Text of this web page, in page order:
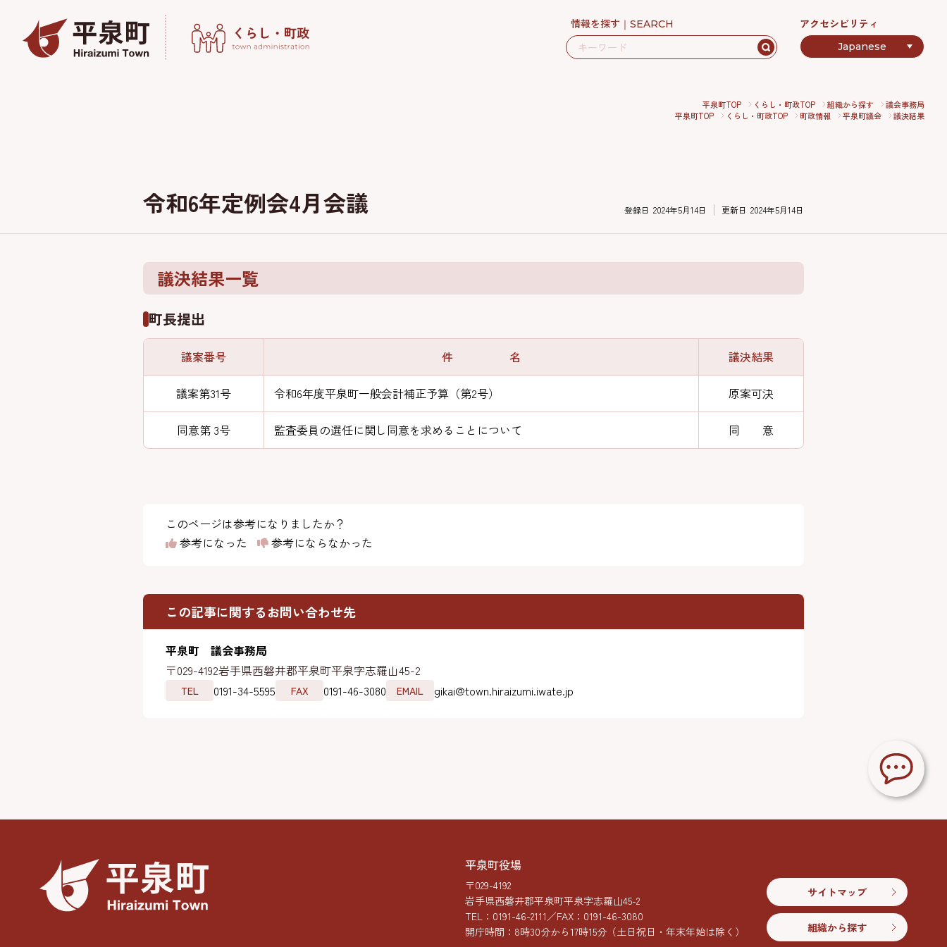
情報を探す SEARCH アクセシビリティ
平泉町TOP くらし・町政TOP 組織から探す
議会事務局
平泉町TOP
くらし・町政TOP 町政情報 平泉町議会 議決結果
令和6年定例会4月会議 登録日 2024年5月14日 更新日 2024年5月14日
議決結果一覧
町長提出
議案番号 件 名 議決結果
議案第31号 令和6年度平泉町一般会計補正予算（第2号） 原案可決
同意第 3号 監査委員の選任に関し同意を求めることについて 同 意
このページは参考になりましたか？
参考になった
参考にならなかった
この記事に関するお問い合わせ先
平泉町 議会事務局
〒029-4192岩手県西磐井郡平泉町平泉字志羅山45-2
TEL 0191-34-5595 FAX 0191-46-3080 EMAIL gikai@town.hiraizumi.iwate.jp
平泉町役場
〒029-4192
岩手県西磐井郡平泉町平泉字志羅山45-2
TEL： 0191-46-2111／FAX：0191-46-3080
開庁時間：8時30分から17時15分 （土日祝日・年末年始は除く）
サイトマップ
組織から探す